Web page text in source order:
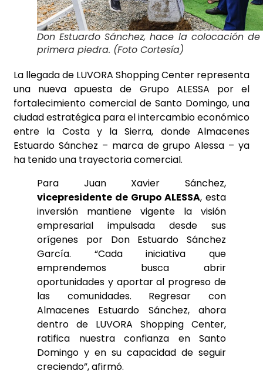
Don Estuardo Sánchez, hace la colocación
primera piedra. (Foto Cortesía)
La llegada de LUVORA Shopping Center representa
una nueva apuesta de Grupo ALESSA por el
fortalecimiento comercial de Santo Domingo, una
ciudad estratégica para el intercambio económico
entre la Costa y la Sierra, donde Almacenes
Estuardo Sánchez – marca de grupo Alessa – ya
ha tenido una trayectoria comercial.
Para Juan Xavier Sánchez,
vicepresidente de Grupo ALESSA, esta
inversión mantiene vigente la visión
empresarial impulsada desde sus
orígenes por Don Estuardo Sánchez
García. “Cada iniciativa que
emprendemos busca abrir
oportunidades y aportar al progreso de
las comunidades. Regresar con
Almacenes Estuardo Sánchez, ahora
dentro de LUVORA Shopping Center,
ratifica nuestra confianza en Santo
Domingo y en su capacidad de seguir
creciendo”, afirmó.